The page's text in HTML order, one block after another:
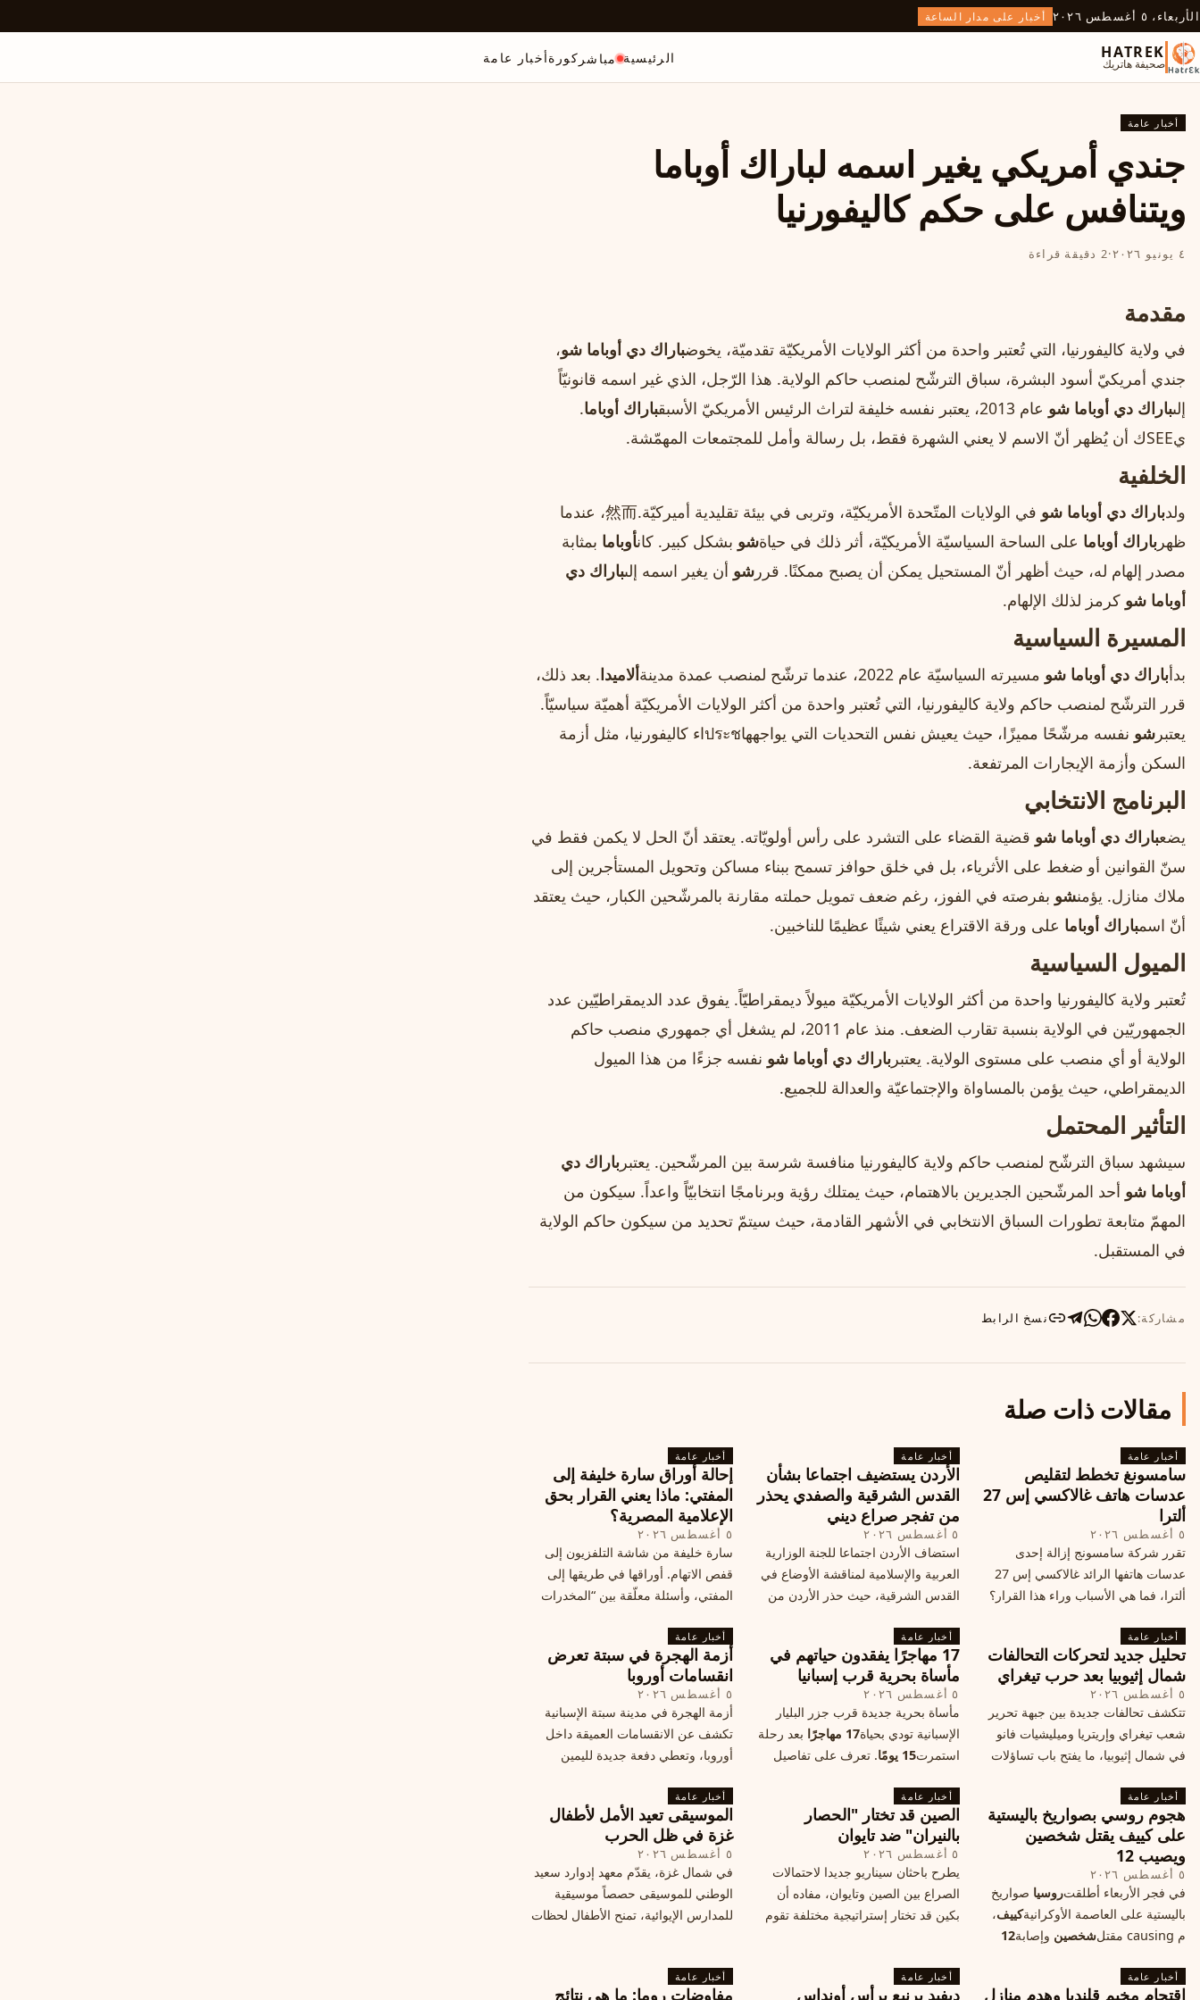
الأربعاء، ٥ أغسطس ٢٠٢٦ أخبار على مدار الساعة
HATREK
صحيفة هاتريك الرئيسية مباشر كورةأخبار عامة
أخبار عامة
جندي أمريكي يغير اسمه لباراك أوباما
ويتنافس على حكم كاليفورنيا
٤ يونيو ٢٠٢٦ ·2 دقيقة قراءة
مقدمة
في ولاية كاليفورنيا، التي تُعتبر واحدة من أكثر الولايات الأمريكيّة تقدميّة، يخوضباراك دي أوباما شو،
جندي أمريكيّ أسود البشرة، سباق الترشّح لمنصب حاكم الولاية. هذا الرّجل، الذي غير اسمه قانونيّاً
إلىباراك دي أوباما شو عام 2013، يعتبر نفسه خليفة لتراث الرئيس الأمريكيّ الأسبق باراك أوباما.
يSEEك أن يُظهر أنّ الاسم لا يعني الشهرة فقط، بل رسالة وأمل للمجتمعات المهمّشة.
الخلفية
ولدباراك دي أوباما شو
في الولايات المتّحدة الأمريكيّة، وتربى في بيئة تقليدية أميركيّة.然而، عندما
ظهر باراك أوباما على الساحة السياسيّة الأمريكيّة، أثر ذلك في حياةشو بشكل كبير. كانأوباما بمثابة
مصدر إلهام له، حيث أظهر أنّ المستحيل يمكن أن يصبح ممكنًا. قرر شو أن يغير اسمه إلىباراك دي
أوباما شو كرمز لذلك الإلهام.
المسيرة السياسية
بدأباراك دي أوباما شو مسيرته السياسيّة عام 2022، عندما ترشّح لمنصب عمدة مدينة ألاميدا. بعد ذلك،
قرر الترشّح لمنصب حاكم ولاية كاليفورنيا، التي تُعتبر واحدة من أكثر الولايات الأمريكيّة أهميّة سياسيّاً.
يعتبر شو
نفسه مرشّحًا مميزًا، حيث يعيش نفس التحديات التي يواجههاประชاء كاليفورنيا، مثل أزمة
السكن وأزمة الإيجارات المرتفعة.
البرنامج الانتخابي
يضعباراك دي أوباما شو قضية القضاء على التشرد على رأس أولويّاته. يعتقد أنّ الحل لا يكمن فقط في
سنّ القوانين أو ضغط على الأثرياء، بل في خلق حوافز تسمح ببناء مساكن وتحويل المستأجرين إلى
ملاك منازل. يؤمنشو بفرصته في الفوز، رغم ضعف تمويل حملته مقارنة بالمرشّحين الكبار، حيث يعتقد
أنّ اسمباراك أوباما على ورقة الاقتراع يعني شيئًا عظيمًا للناخبين.
الميول السياسية
تُعتبر ولاية كاليفورنيا واحدة من أكثر الولايات الأمريكيّة ميولاً ديمقراطيّاً. يفوق عدد الديمقراطيّين عدد
الجمهوريّين في الولاية بنسبة تقارب الضعف. منذ عام 2011، لم يشغل أي جمهوري منصب حاكم
الولاية أو أي منصب على مستوى الولاية. يعتبر باراك دي أوباما شو نفسه جزءًا من هذا الميول
الديمقراطي، حيث يؤمن بالمساواة والإجتماعيّة والعدالة للجميع.
التأثير المحتمل
سيشهد سباق الترشّح لمنصب حاكم ولاية كاليفورنيا منافسة شرسة بين المرشّحين. يعتبر باراك دي
أوباما شو أحد المرشّحين الجديرين بالاهتمام، حيث يمتلك رؤية وبرنامجًا انتخابيّاً واعداً. سيكون من
المهمّ متابعة تطورات السباق الانتخابي في الأشهر القادمة، حيث سيتمّ تحديد من سيكون حاكم الولاية
في المستقبل.
مشاركة: نسخ الرابط
مقالات ذات صلة
أخبار عامة
سامسونغ تخطط لتقليص
عدسات هاتف غالاكسي إس 27
ألترا
٥ أغسطس ٢٠٢٦
تقرر شركة سامسونج إزالة إحدى
عدسات هاتفها الرائد غالاكسي إس 27
ألترا، فما هي الأسباب وراء هذا القرار؟
الأندرويد الأغلى في السوق؟
أخبار عامة
الأردن يستضيف اجتماعا بشأن
القدس الشرقية والصفدي يحذر
من تفجر صراع ديني
٥ أغسطس ٢٠٢٦
استضاف الأردن اجتماعا للجنة الوزارية
العربية والإسلامية لمناقشة الأوضاع في
القدس الشرقية، حيث حذر الأردن من
الدول إلى الامتناع عن نقل سفاراتها إلى
القدس، ما يزيد التوتر في المنطقة
أخبار عامة
إحالة أوراق سارة خليفة إلى
المفتي: ماذا يعني القرار بحق
الإعلامية المصرية؟
٥ أغسطس ٢٠٢٦
سارة خليفة من شاشة التلفزيون إلى
قفص الاتهام. أوراقها في طريقها إلى
المفتي، وأسئلة معلّقة بين “المخدرات
أخبار عامة
تحليل جديد لتحركات التحالفات
شمال إثيوبيا بعد حرب تيغراي
٥ أغسطس ٢٠٢٦
تتكشف تحالفات جديدة بين جبهة تحرير
شعب تيغراي وإريتريا وميليشيات فانو
في شمال إثيوبيا، ما يفتح باب تساؤلات
الخريطة السياسية.
أخبار عامة
17 مهاجرًا يفقدون حياتهم في
مأساة بحرية قرب إسبانيا
٥ أغسطس ٢٠٢٦
مأساة بحرية جديدة قرب جزر البليار
الإسبانية تودي بحياة17 مهاجرًا
بعد رحلة
استمرت15 يومًا
. تعرف على تفاصيل
أخبار عامة
أزمة الهجرة في سبتة تعرض
انقسامات أوروبا
٥ أغسطس ٢٠٢٦
أزمة الهجرة في مدينة سبتة الإسبانية
تكشف عن الانقسامات العميقة داخل
أوروبا، وتعطي دفعة جديدة لليمين
الأوروبي لاستغلال هشاشة موقفه، فما
هي الآثار السياسية لهذه الأزمة؟
أخبار عامة
هجوم روسي بصواريخ باليستية
على كييف يقتل شخصين
ويصيب 12
٥ أغسطس ٢٠٢٦
في فجر الأربعاء أطلقتروسيا صواريخ
باليستية على العاصمة الأوكرانيةكييف،
م causing مقتل
شخصين وإصابة12
المدني. تفاصيل الهجوم وتداعياته.
أخبار عامة
الصين قد تختار "الحصار
بالنيران" ضد تايوان
٥ أغسطس ٢٠٢٦
يطرح باحثان سيناريو جديدا لاحتمالات
الصراع بين الصين وتايوان، مفاده أن
بكين قد تختار إستراتيجية مختلفة تقوم
"الحصار بالنيران
أخبار عامة
الموسيقى تعيد الأمل لأطفال
غزة في ظل الحرب
٥ أغسطس ٢٠٢٦
في شمال غزة، يقدّم معهد إدوارد سعيد
الوطني للموسيقى حصصاً موسيقية
للمدارس الإيوائية، تمنح الأطفال لحظات
أخبار عامة
اقتحام مخيم قلنديا وهدم منازل
أخبار عامة
ديفيد برنيع يرأس أونداس
أخبار عامة
مفاوضات روما: ما هي نتائج